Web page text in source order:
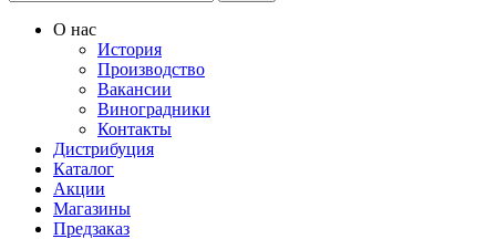
О нас
История
Производство
Вакансии
Виноградники
Контакты
Дистрибуция
Каталог
Акции
Магазины
Предзаказ